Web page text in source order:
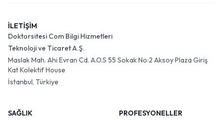
İLETİŞİM
Doktorsitesi Com Bilgi Hizmetleri
Teknoloji ve Ticaret A.Ş.
Maslak Mah. Ahi Evran Cd. A.O.S 55 Sokak No:2 Aksoy Plaza Giriş
Kat Kolektif House
İstanbul, Türkiye
SAĞLIK
PROFESYONELLER